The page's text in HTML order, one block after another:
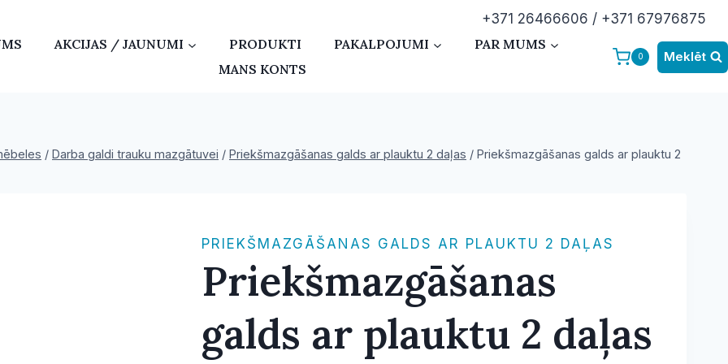
+371 26466606 / +371 67976875
AKCIJAS / JAUNUMI PRODUKTI PAKALPOJUMI
PAR MUMS
MANS KONTS
0 Meklēt
/ Darba galdi trauku mazgātuvei / Priekšmazgāšanas galds ar plauktu 2 daļas / Priekšmazgāšanas galds ar plauktu 2
PRIEKŠMAZGĀŠANAS GALDS AR PLAUKTU 2 DAĻAS
Priekšmazgāšanas
galds ar plauktu 2 daļas